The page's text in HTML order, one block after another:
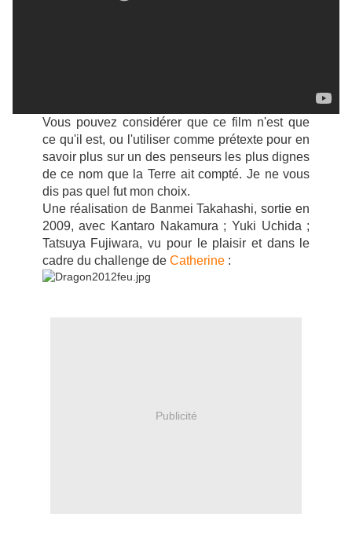
Vous pouvez considérer que ce film n'est que
ce qu'il est, ou l'utiliser comme prétexte pour en
savoir plus sur un des penseurs les plus dignes
de ce nom que la Terre ait compté. Je ne vous
dis pas quel fut mon choix.
Une réalisation de Banmei Takahashi, sortie en
2009, avec Kantaro Nakamura ; Yuki Uchida ;
Tatsuya Fujiwara, vu pour le plaisir et dans le
cadre du challenge de Catherine:
Publicité